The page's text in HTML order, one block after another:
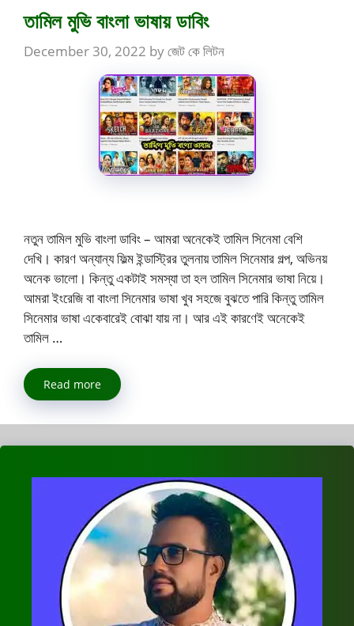
তামিল মুভি বাংলা ভাষায় ডাবিং
December 30, 2022 byজেট কে লিটন
নতুন তামিল মুভি বাংলা ডাবিং – আমরা অনেকেই তামিল সিনেমা বেশি
দেখি। কারণ অন্যান্য ফিল্ম ইন্ডাস্ট্রির তুলনায় তামিল সিনেমার গল্প, অভিনয়
অনেক ভালো। কিন্তু একটাই সমস্যা তা হল তামিল সিনেমার ভাষা নিয়ে।
আমরা ইংরেজি বা বাংলা সিনেমার ভাষা খুব সহজে বুঝতে পারি কিন্তু তামিল
সিনেমার ভাষা একেবারেই বোঝা যায় না। আর এই কারণেই অনেকেই
তামিল …
Read more